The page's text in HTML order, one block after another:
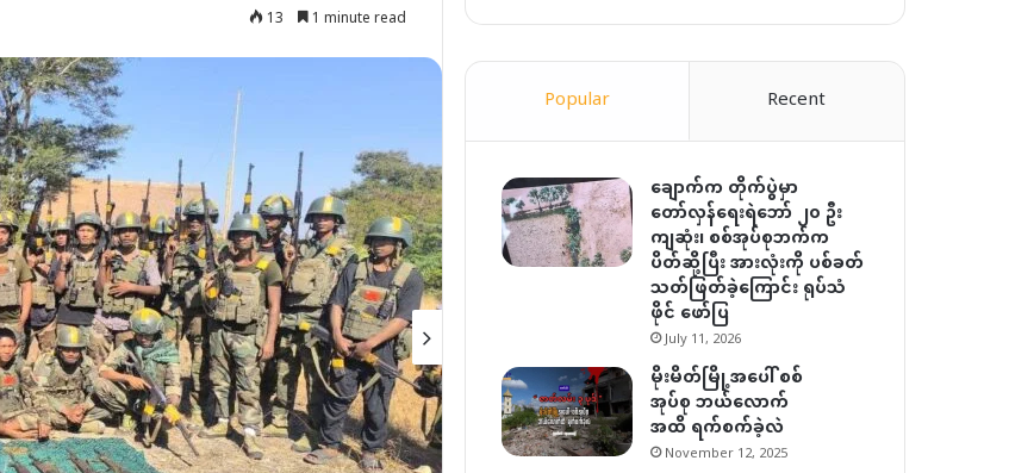
13 1 minute read
Popular Recent
ချောက်က တိုက်ပွဲမှာ
တော်လှန်ရေးရဲဘော် ၂၀ ဦး
ကျဆုံး၊ စစ်အုပ်စုဘက်က
ပိတ်ဆို့ပြီး အားလုံးကို ပစ်ခတ်
သတ်ဖြတ်ခဲ့ကြောင်း ရုပ်သံ
ဖိုင် ဖော်ပြ
July 11, 2026
မိုးမိတ်မြို့အပေါ် စစ်
အုပ်စု ဘယ်လောက်
အထိ ရက်စက်ခဲ့လဲ
November 12, 2025